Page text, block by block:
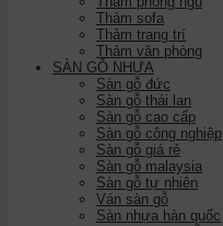
Thảm sofa
Thảm trang trí
Thảm văn phòng
SÀN GỖ NHỰA
Sàn gỗ đức
Sàn gỗ thái lan
Sàn gỗ cao cấp
Sàn gỗ công nghiệp
Sàn gỗ giá rẻ
Sàn gỗ malaysia
Sàn gỗ tự nhiên
Ván sàn gỗ
Sàn nhựa hàn quốc